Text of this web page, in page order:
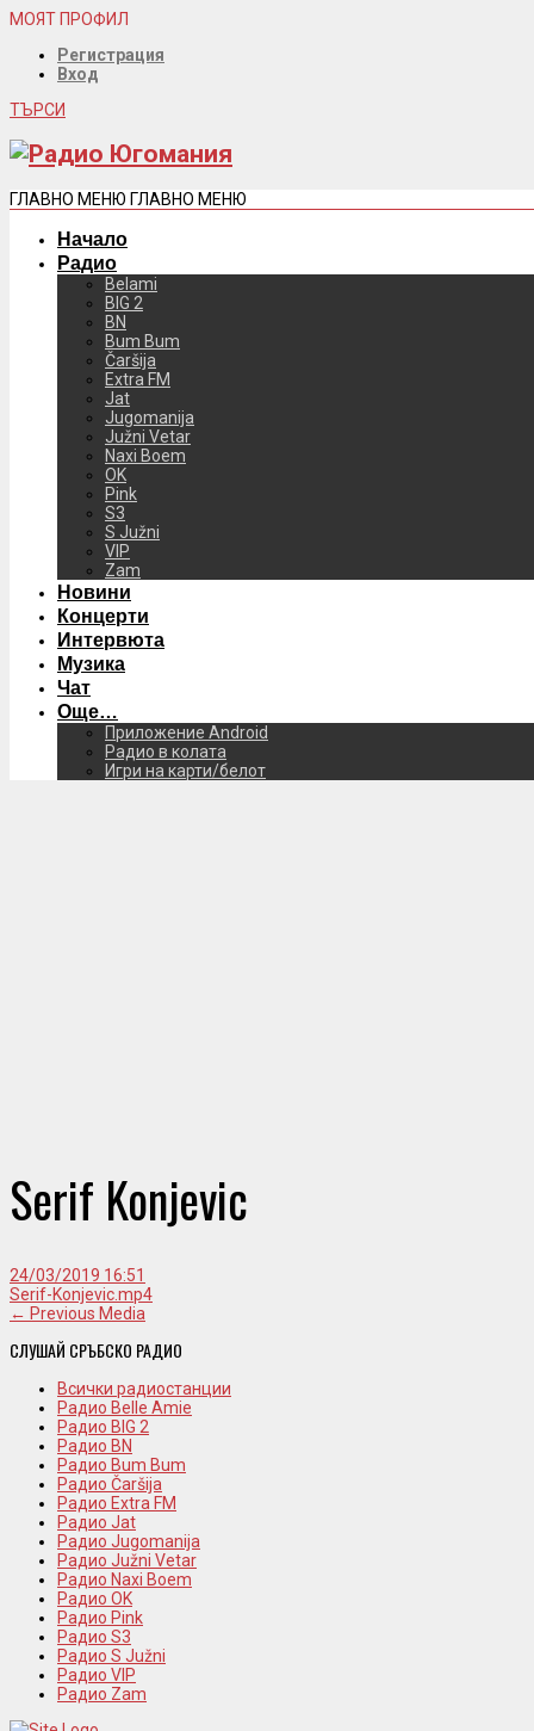
МОЯТ ПРОФИЛ
Регистрация
Вход
ТЪРСИ
ГЛАВНО МЕНЮ ГЛАВНО МЕНЮ
Начало
Радио
Belami
BIG 2
BN
Bum Bum
Čaršija
Extra FM
Jat
Jugomanija
Južni Vetar
Naxi Boem
OK
Pink
S3
S Južni
VIP
Zam
Новини
Концерти
Интервюта
Музика
Чат
Още…
Приложение Android
Радио в колата
Игри на карти/белот
Serif Konjevic
24/03/2019 16:51
Serif-Konjevic.mp4
← Previous Media
СЛУШАЙ СРЪБСКО РАДИО
Всички радиостанции
Радио Belle Amie
Радио BIG 2
Радио BN
Радио Bum Bum
Радио Čaršija
Радио Extra FM
Радио Jat
Радио Jugomanija
Радио Južni Vetar
Радио Naxi Boem
Радио OK
Радио Pink
Радио S3
Радио S Južni
Радио VIP
Радио Zam